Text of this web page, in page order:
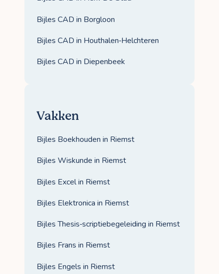
Bijles CAD in Borgloon
Bijles CAD in Houthalen‑Helchteren
Bijles CAD in Diepenbeek
Vakken
Bijles Boekhouden in Riemst
Bijles Wiskunde in Riemst
Bijles Excel in Riemst
Bijles Elektronica in Riemst
Bijles Thesis‑scriptiebegeleiding in Riemst
Bijles Frans in Riemst
Bijles Engels in Riemst